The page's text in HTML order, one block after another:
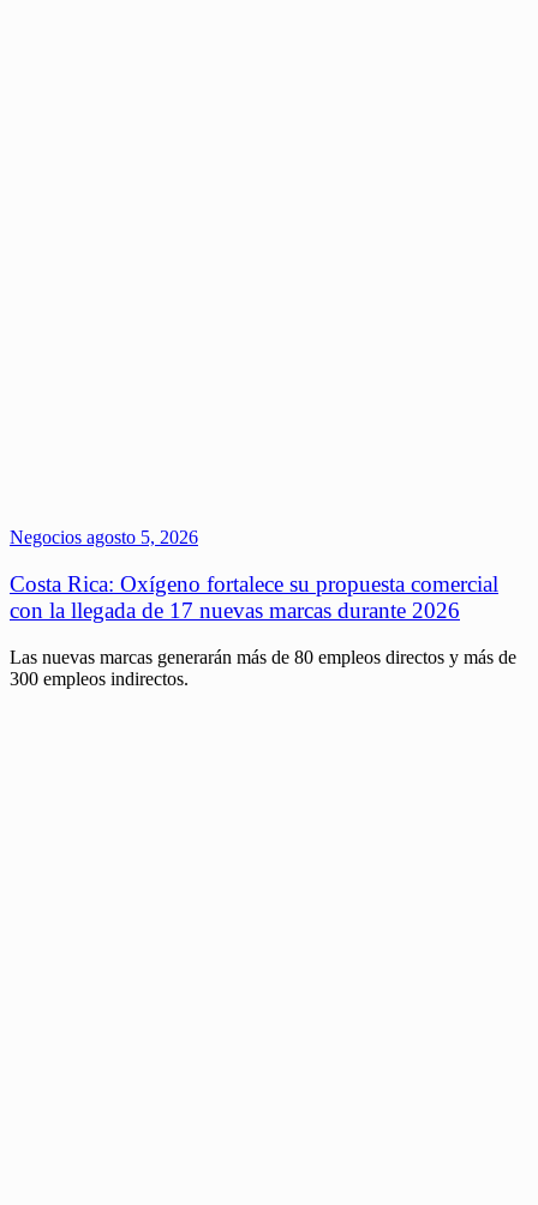
Negocios agosto 5, 2026
Costa Rica: Oxígeno fortalece su propuesta comercial
con la llegada de 17 nuevas marcas durante 2026
Las nuevas marcas generarán más de 80 empleos directos y más de
300 empleos indirectos.